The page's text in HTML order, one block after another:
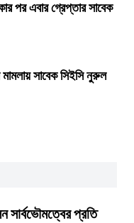
পর এবার গ্রেপ্তার সাবেক
মামলায় সাবেক সিইসি নুরুল
সার্বভৌমত্বের প্রতি